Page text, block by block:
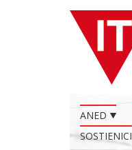
ANED
SOSTIENICI